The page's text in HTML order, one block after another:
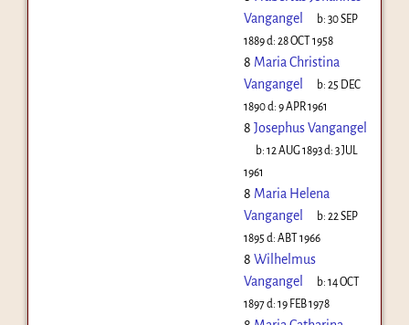
Vangangel
b:30 SEP
1889d: 28 OCT 1958
8 Maria Christina
Vangangel
b:25 DEC
1890d: 9 APR 1961
8 Josephus Vangangel
b:12 AUG 1893d:3 JUL
1961
8 Maria Helena
Vangangel
b:22 SEP
1895 d: ABT 1966
8 Wilhelmus
Vangangel
b:14 OCT
1897d: 19 FEB 1978